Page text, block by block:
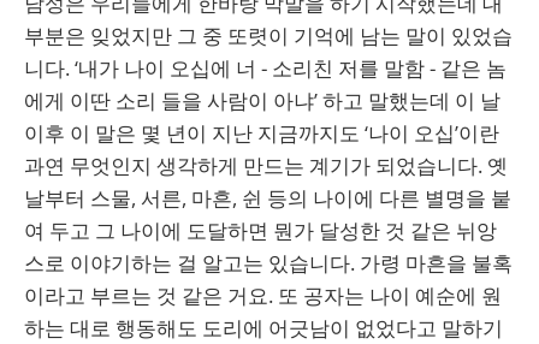
부분은 잊었지만 그 중 또렷이 기억에 남는 말이 있었습
니다. ‘내가 나이 오십에 너 - 소리친 저를 말함 - 같은 놈
에게 이딴 소리 들을 사람이 아냐’ 하고 말했는데 이 날
이후 이 말은 몇 년이 지난 지금까지도 ‘나이 오십’이란
과연 무엇인지 생각하게 만드는 계기가 되었습니다. 옛
날부터 스물, 서른, 마흔, 쉰 등의 나이에 다른 별명을 붙
여 두고 그 나이에 도달하면 뭔가 달성한 것 같은 뉘앙
스로 이야기하는 걸 알고는 있습니다. 가령 마흔을 불혹
이라고 부르는 것 같은 거요. 또 공자는 나이 예순에 원
하는 대로 행동해도 도리에 어긋남이 없었다고 말하기